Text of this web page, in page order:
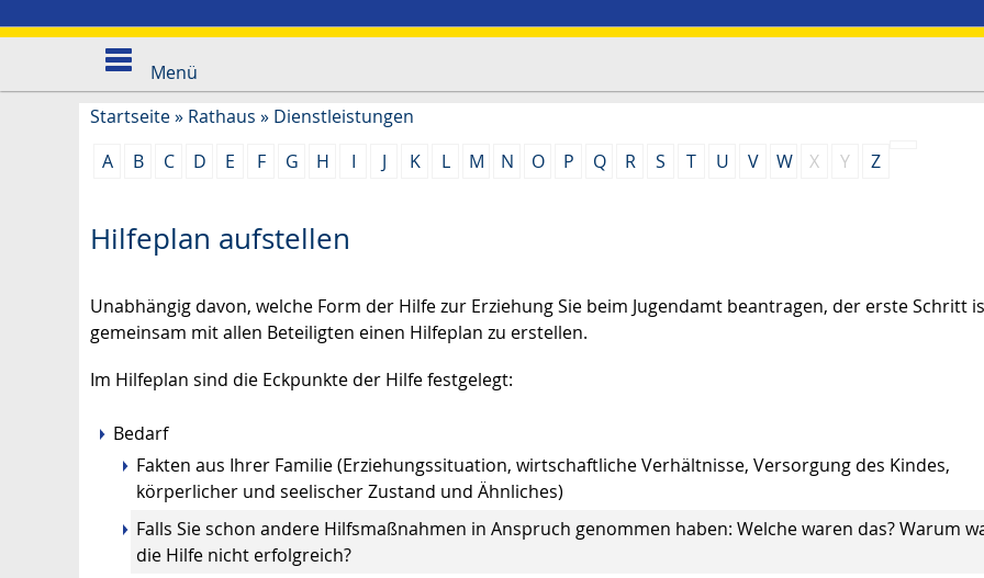
Menü
Startseite» Rathaus » Dienstleistungen
A
B C D E F G H I J K L M N O P Q R S T U V W X Y Z
Hilfeplan aufstellen
Unabhängig davon, welche Form der Hilfe zur Erziehung Sie beim Jugendamt beantragen, der erste Schritt
gemeinsam mit allen Beteiligten einen Hilfeplan zu erstellen.
Im Hilfeplan sind die Eckpunkte der Hilfe festgelegt:
Bedarf
Fakten aus Ihrer Familie (Erziehungssituation, wirtschaftliche Verhältnisse, Versorgung des Kindes,
körperlicher und seelischer Zustand und Ähnliches)
Falls Sieschon andere Hilfsmaßnahmen in Anspruch genommen haben: Welche waren das? Warum
die Hilfe nicht erfolgreich?